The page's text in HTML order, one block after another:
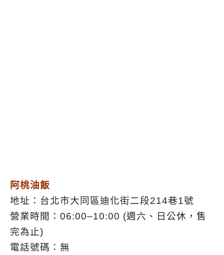
阿桃油飯
地址：台北市大同區迪化街二段214巷1號
營業時間：06:00–10:00 (週六、日公休，售
完為止)
電話號碼：無